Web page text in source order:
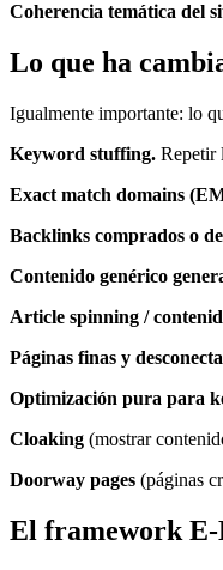
Coherencia temática del
Lo que ha
Igualmente importante: lo
Keyword stuffing. Repetir
Exact match domains
Backlinks comprados o
Contenido genérico
Article spinning /
Páginas finas y
Optimización pura para
Cloaking (mostrar
Doorway pages (páginas
El framework